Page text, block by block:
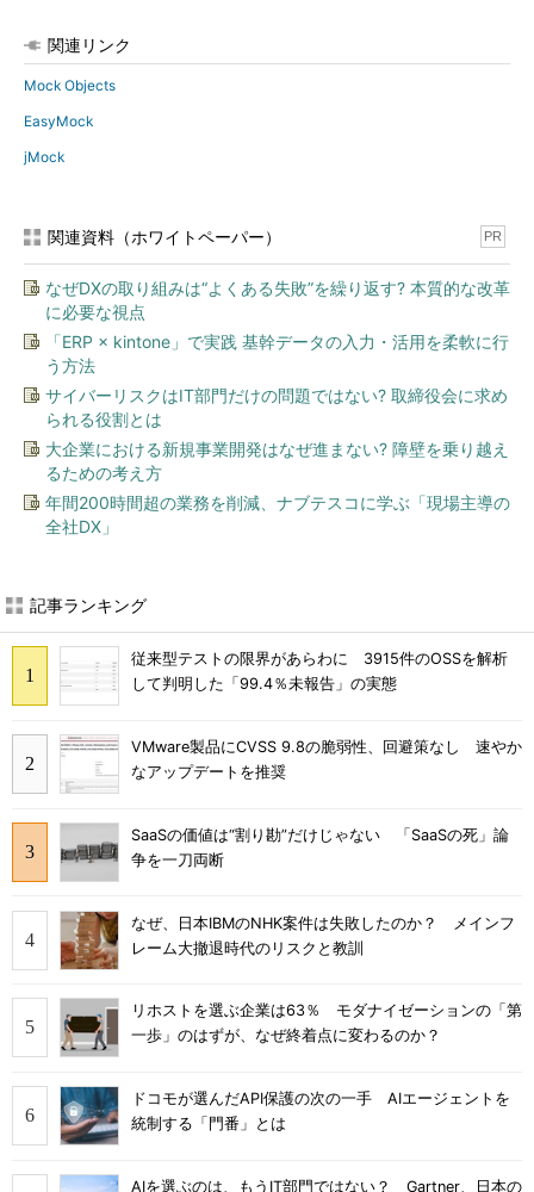
関連リンク
Mock Objects
EasyMock
jMock
関連資料（ホワイトペーパー） PR
なぜDXの取り組みは“よくある失敗”を繰り返す? 本質的な改革
に必要な視点
「ERP × kintone」で実践 基幹データの入力・活用を柔軟に行
う方法
サイバーリスクはIT部門だけの問題ではない? 取締役会に求め
られる役割とは
大企業における新規事業開発はなぜ進まない? 障壁を乗り越え
るための考え方
年間200時間超の業務を削減、ナブテスコに学ぶ「現場主導の
全社DX」
記事ランキング
従来型テストの限界があらわに 3915件のOSSを解析
して判明した「99.4％未報告」の実態
VMware製品にCVSS 9.8の脆弱性、回避策なし 速やか
なアップデートを推奨
SaaSの価値は“割り勘”だけじゃない 「SaaSの死」論
争を一刀両断
なぜ、日本IBMのNHK案件は失敗したのか？ メインフ
レーム大撤退時代のリスクと教訓
リホストを選ぶ企業は63％ モダナイゼーションの「第
一歩」のはずが、なぜ終着点に変わるのか？
ドコモが選んだAPI保護の次の一手 AIエージェントを
統制する「門番」とは
AIを選ぶのは、もうIT部門ではない？ Gartner、日本の